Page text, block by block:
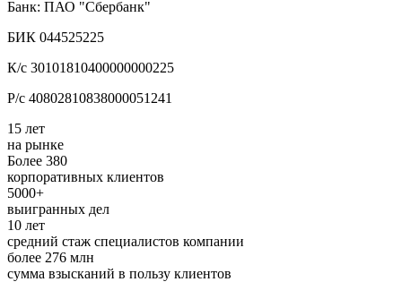
Банк: ПАО "Сбербанк"
БИК 044525225
К/с 30101810400000000225
Р/с 40802810838000051241
15 лет
на рынке
Более 380
корпоративных клиентов
5000+
выигранных дел
10 лет
средний стаж специалистов компании
более 276 млн
сумма взысканий в пользу клиентов